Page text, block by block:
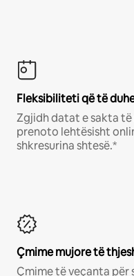
Fleksibiliteti që të
Zgjidh datat e sakta
prenoto lehtësisht
shkresurina shtesë.*
Çmime mujore të
Çmime të veçanta për